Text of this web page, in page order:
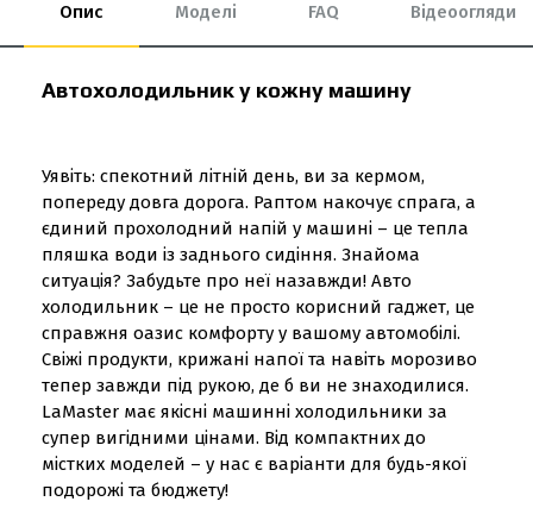
Опис Моделі FAQ Відеоогляди
Автохолодильник у кожну машину
Уявіть: спекотний літній день, ви за кермом,
попереду довга дорога. Раптом накочує спрага, а
єдиний прохолодний напій у машині – це тепла
пляшка води із заднього сидіння. Знайома
ситуація? Забудьте про неї назавжди! Авто
холодильник – це не просто корисний гаджет, це
справжня оазис комфорту у вашому автомобілі.
Свіжі продукти, крижані напої та навіть морозиво
тепер завжди під рукою, де б ви не знаходилися.
LaMaster має якісні машинні холодильники за
супер вигідними цінами. Від компактних до
містких моделей – у нас є варіанти для будь-якої
подорожі та бюджету!